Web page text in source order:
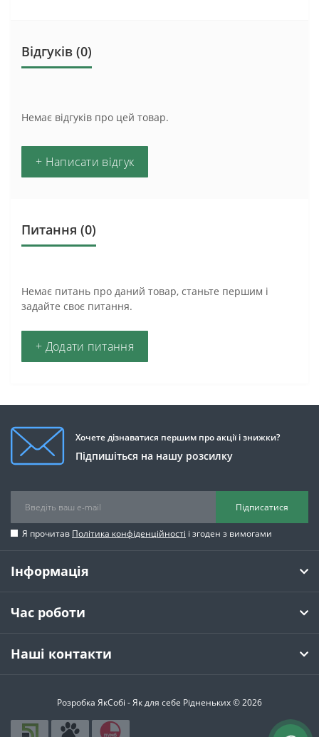
Відгуків (0)
Немає відгуків про цей товар.
+ Написати відгук
Питання (0)
Немає питань про даний товар, станьте першим і
задайте своє питання.
+ Додати питання
Хочете дізнаватися першим про акції і знижки?
Підпишіться на нашу розсилку
Підписатися
Я прочитав Політика конфіденційності і згоден з вимогами
Інформація
Час роботи
Наші контакти
Розробка ЯкСобі - Як для себе Рідненьких © 2026